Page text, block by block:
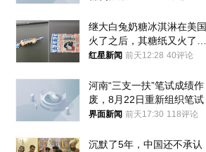
继大白兔奶糖冰淇淋在美国
火了之后，其糖纸又火了！
海外博主盛赞：平面设计经
红星新闻 前天12:28 40评论
河南“三支一扶”笔试成绩作
废，8月22日重新组织笔试
界面新闻 前天17:30 118评论
沉默了5年，中国还不承认